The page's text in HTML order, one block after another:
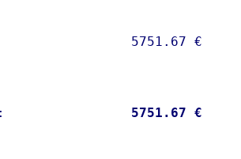
Brutto: 5751.67 €